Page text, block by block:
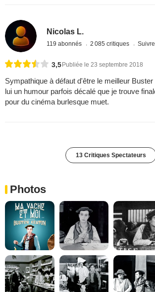
Nicolas L.
119 abonnés 2 085 critiques
3,5Publiée le 23 septembre 2018
Sympathique à défaut d'être le meilleur
lui un humour parfois décalé que je trouve
pour du cinéma burlesque muet.
13 Critiques Spectateurs
Photos